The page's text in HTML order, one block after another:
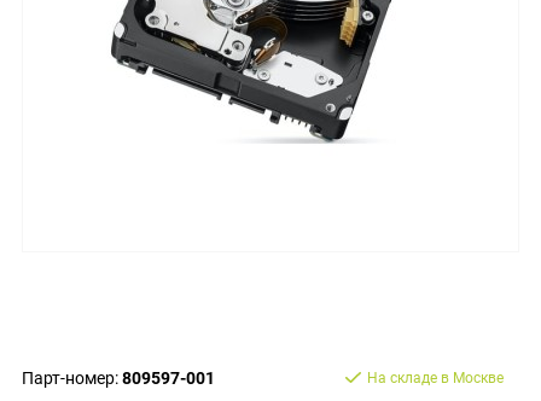
Парт-номер:809597-001 На складе в Москве